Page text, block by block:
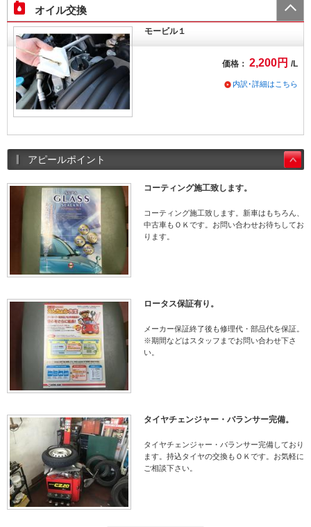
オイル交換
モービル１
価格： 2,200円 /L
内訳･詳細はこちら
アピールポイント
コーティング施工致します。
コーティング施工致します。新車はもちろん、
中古車もＯＫです。お問い合わせお待ちしてお
ります。
ロータス保証有り。
メーカー保証終了後も修理代・部品代を保証。
※期間などはスタッフまでお問い合わせ下さ
い。
タイヤチェンジャー・バランサー完備。
タイヤチェンジャー・バランサー完備しており
ます。持込タイヤの交換もＯＫです。お気軽に
ご相談下さい。